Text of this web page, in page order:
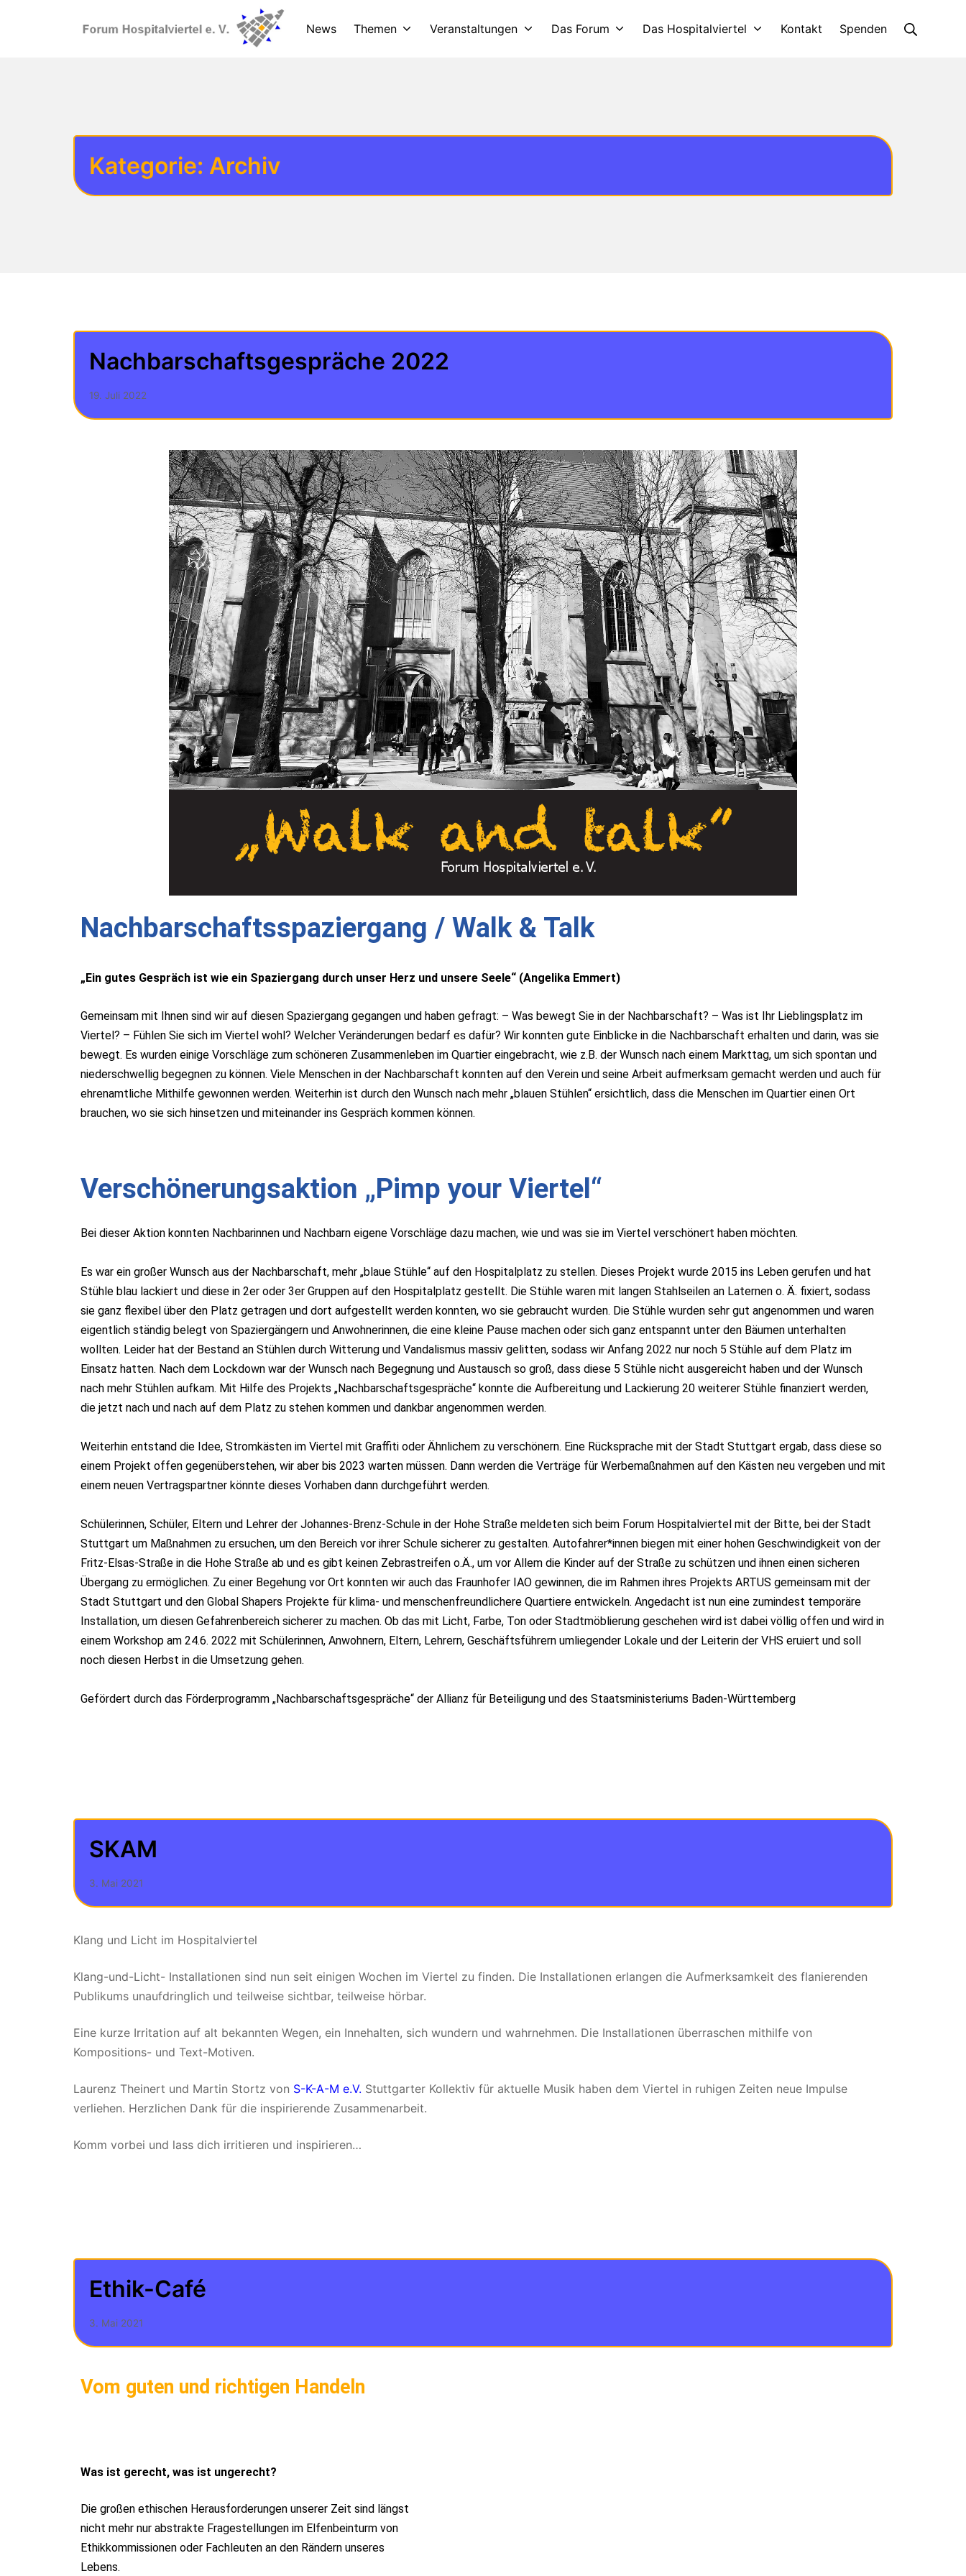
News Themen Veranstaltungen Das Forum Das Hospitalviertel Kontakt Spenden
Kategorie: Archiv
Nachbarschaftsgespräche 2022
19. Juli 2022
Nachbarschaftsspaziergang / Walk & Talk
„Ein gutes Gespräch ist wie ein Spaziergang durch unser Herz und unsere Seele“ (Angelika Emmert)
Gemeinsam mit Ihnen sind wir auf diesen Spaziergang gegangen und haben gefragt: – Was bewegt Sie in der Nachbarschaft? – Was ist Ihr Lieblingsplatz im
Viertel? – Fühlen Sie sich im Viertel wohl? Welcher Veränderungen bedarf es dafür? Wir konnten gute Einblicke in die Nachbarschaft erhalten und darin, was sie
bewegt. Es wurden einige Vorschläge zum schöneren Zusammenleben im Quartier eingebracht, wie z.B. der Wunsch nach einem Markttag, um sich spontan und
niederschwellig begegnen zu können. Viele Menschen in der Nachbarschaft konnten auf den Verein und seine Arbeit aufmerksam gemacht werden und auch für
ehrenamtliche Mithilfe gewonnen werden. Weiterhin ist durch den Wunsch nach mehr „blauen Stühlen“ ersichtlich, dass die Menschen im Quartier einen Ort
brauchen, wo sie sich hinsetzen und miteinander ins Gespräch kommen können.
Verschönerungsaktion „Pimp your Viertel“
Bei dieser Aktion konnten Nachbarinnen und Nachbarn eigene Vorschläge dazu machen, wie und was sie im Viertel verschönert haben möchten.
Es war ein großer Wunsch aus der Nachbarschaft, mehr „blaue Stühle“ auf den Hospitalplatz zu stellen. Dieses Projekt wurde 2015 ins Leben gerufen und hat
Stühle blau lackiert und diese in 2er oder 3er Gruppen auf den Hospitalplatz gestellt. Die Stühle waren mit langen Stahlseilen an Laternen o. Ä. fixiert, sodass
sie ganz flexibel über den Platz getragen und dort aufgestellt werden konnten, wo sie gebraucht wurden. Die Stühle wurden sehr gut angenommen und waren
eigentlich ständig belegt von Spaziergängern und Anwohnerinnen, die eine kleine Pause machen oder sich ganz entspannt unter den Bäumen unterhalten
wollten. Leider hat der Bestand an Stühlen durch Witterung und Vandalismus massiv gelitten, sodass wir Anfang 2022 nur noch 5 Stühle auf dem Platz im
Einsatz hatten. Nach dem Lockdown war der Wunsch nach Begegnung und Austausch so groß, dass diese 5 Stühle nicht ausgereicht haben und der Wunsch
nach mehr Stühlen aufkam. Mit Hilfe des Projekts „Nachbarschaftsgespräche“ konnte die Aufbereitung und Lackierung 20 weiterer Stühle finanziert werden,
die jetzt nach und nach auf dem Platz zu stehen kommen und dankbar angenommen werden.
Weiterhin entstand die Idee, Stromkästen im Viertel mit Graffiti oder Ähnlichem zu verschönern. Eine Rücksprache mit der Stadt Stuttgart ergab, dass diese so
einem Projekt offen gegenüberstehen, wir aber bis 2023 warten müssen. Dann werden die Verträge für Werbemaßnahmen auf den Kästen neu vergeben und mit
einem neuen Vertragspartner könnte dieses Vorhaben dann durchgeführt werden.
Schülerinnen, Schüler, Eltern und Lehrer der Johannes-Brenz-Schule in der Hohe Straße meldeten sich beim Forum Hospitalviertel mit der Bitte, bei der Stadt
Stuttgart um Maßnahmen zu ersuchen, um den Bereich vor ihrer Schule sicherer zu gestalten. Autofahrer*innen biegen mit einer hohen Geschwindigkeit von der
Fritz-Elsas-Straße in die Hohe Straße ab und es gibt keinen Zebrastreifen o.Ä., um vor Allem die Kinder auf der Straße zu schützen und ihnen einen sicheren
Übergang zu ermöglichen. Zu einer Begehung vor Ort konnten wir auch das Fraunhofer IAO gewinnen, die im Rahmen ihres Projekts ARTUS gemeinsam mit der
Stadt Stuttgart und den Global Shapers Projekte für klima- und menschenfreundlichere Quartiere entwickeln. Angedacht ist nun eine zumindest temporäre
Installation, um diesen Gefahrenbereich sicherer zu machen. Ob das mit Licht, Farbe, Ton oder Stadtmöblierung geschehen wird ist dabei völlig offen und wird in
einem Workshop am 24.6. 2022 mit Schülerinnen, Anwohnern, Eltern, Lehrern, Geschäftsführern umliegender Lokale und der Leiterin der VHS eruiert und soll
noch diesen Herbst in die Umsetzung gehen.
Gefördert durch das Förderprogramm „Nachbarschaftsgespräche“ der Allianz für Beteiligung und des Staatsministeriums Baden-Württemberg
SKAM
3. Mai 2021
Klang und Licht im Hospitalviertel
Klang-und-Licht- Installationen sind nun seit einigen Wochen im Viertel zu finden. Die Installationen erlangen die Aufmerksamkeit des flanierenden
Publikums unaufdringlich und teilweise sichtbar, teilweise hörbar.
Eine kurze Irritation auf alt bekannten Wegen, ein Innehalten, sich wundern und wahrnehmen. Die Installationen überraschen mithilfe von
Kompositions- und Text-Motiven.
Laurenz Theinert und Martin Stortz von S-K-A-M e.V. Stuttgarter Kollektiv für aktuelle Musik haben dem Viertel in ruhigen Zeiten neue Impulse
verliehen. Herzlichen Dank für die inspirierende Zusammenarbeit.
Komm vorbei und lass dich irritieren und inspirieren…
Ethik-Café
3. Mai 2021
Vom guten und richtigen Handeln
Was ist gerecht, was ist ungerecht?
Die großen ethischen Herausforderungen unserer Zeit sind längst
nicht mehr nur abstrakte Fragestellungen im Elfenbeinturm von
Ethikkommissionen oder Fachleuten an den Rändern unseres
Lebens.